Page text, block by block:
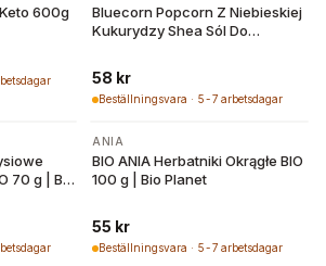
Keto 600g
Bluecorn Popcorn Z Niebieskiej
Kukurydzy Shea Sól Do
58 kr
Beställningsvara · 5-7 arbetsdagar
70 g | Bio
ANIA
BIO ANIA Herbatniki Okrągłe BIO
100 g | Bio Planet
55 kr
Beställningsvara · 5-7 arbetsdagar